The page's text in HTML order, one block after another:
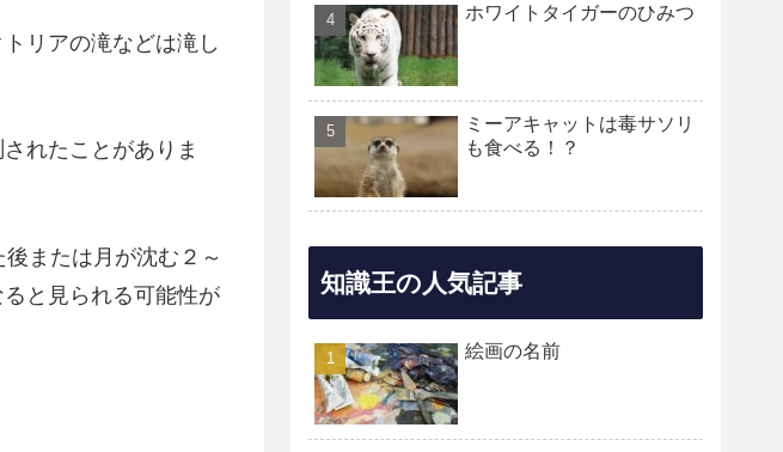
リアの滝などは滝し
れたことがありま
または月が沈む２～
と見られる可能性が
ホワイトタイガーのひみつ
ミーアキャットは毒サソリ
も食べる！？
知識王の人気記事
絵画の名前